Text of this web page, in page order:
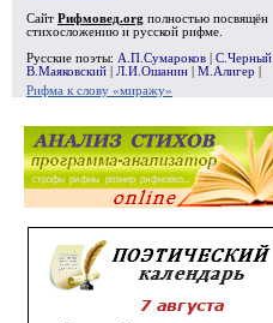
Сайт Рифмовед.org полностью посвящён
стихосложению и русской рифме.
Русские поэты: А.П.Сумароков С.Черный
В.Маяковский
Л.И.Ошанин М.Алигер
Рифма к слову «миражу»